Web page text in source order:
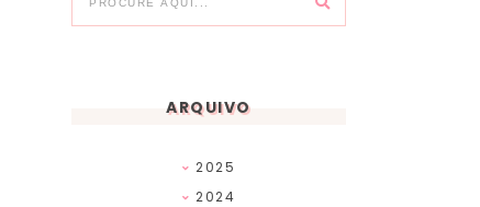
ARQUIVO
2025
2024